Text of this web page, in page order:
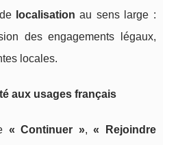
localisation au sens large :
des engagements légaux,
locales.
aux usages français
« Continuer »,« Rejoindre